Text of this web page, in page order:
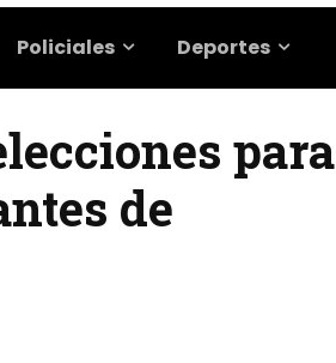
Policiales Deportes
para
de